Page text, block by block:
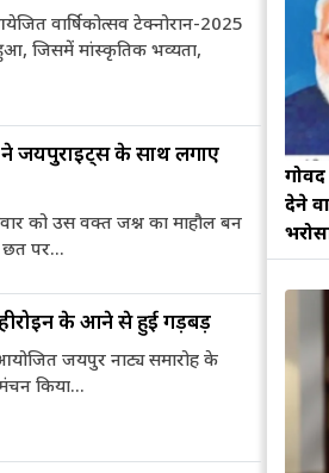
वार्षिकोत्सव टेक्नोरान-2025
जिसमें मांस्कृतिक भव्यता,
ने जयपुराइट्स के साथ लगाए
को उस वक्त जश्न का माहौल बन
छत पर...
हीरोइन के आने से हुई गड़बड़
जयपुर नाट्य समारोह के
किया...
देने